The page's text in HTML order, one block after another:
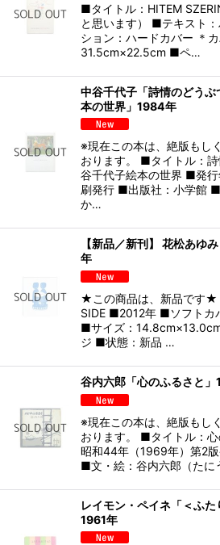
■タイトル：HITEM
と思います） ■テキスト
ション：ハードカバー ＊
31.5cm×22.5cm ■ペ…
中谷千代子「詩情のどう
本の世界」1984年
※現在この本は、絶版もし
おります。 ■タイトル：
谷千代子絵本の世界 ■発
刷発行 ■出版社：小学館
か…
【新品／新刊】 花松あゆ
年
★この商品は、新品です★
SIDE ■2012年 ■ソフトカ
■サイズ：
ジ ■状態：新品 …
谷内六郎「心のふるさと
※現在この本は、絶版もし
おります。 ■タイトル：
昭和44年（1969年）第2
■文・絵：谷内六郎（たに
レイモン・ペイネ「＜ふた
1961年